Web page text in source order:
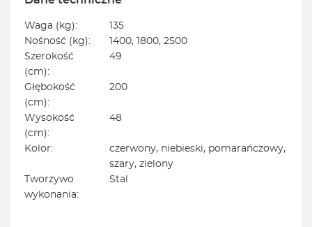
Waga (kg):
135
Nośność (kg):
1400, 1800, 2500
Szerokość
(cm):
49
Głębokość
(cm):
200
Wysokość
(cm):
48
Kolor:
czerwony, niebieski, pomarańczowy,
szary, zielony
Tworzywo
wykonania:
Stal